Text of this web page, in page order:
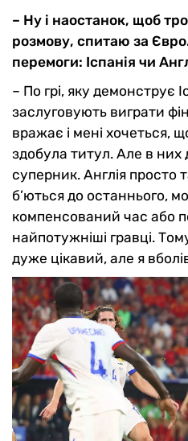
– Ну і наостанок, щоб
розмову, спитаю за
перемоги: Іспанія чи
– По грі, яку демонструє
заслуговують виграти
вражає і мені хочеться,
здобула титул. Але в
суперник. Англія просто
б’ються до останнього,
компенсований час або
найпотужніші гравці.
дуже цікавий, але я